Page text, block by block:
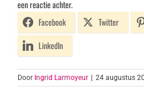
een reactie achter.
Facebook
Twitter
LinkedIn
Door Ingrid Larmoyeur 24 augustus